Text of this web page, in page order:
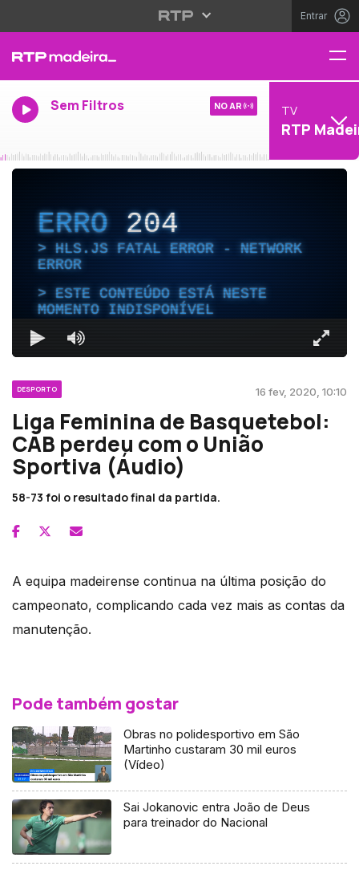
Entrar
Sem Filtros NO AR TV
RTP
ERRO204
HLS.JS FATAL ERROR - NETWORK
ERROR
ESTE CONTEÚDO ESTÁ NESTE
MOMENTO INDISPONÍVEL
DESPORTO 16 fev, 2020, 10:10
Liga Feminina de Basquetebol:
CAB perdeu com o União
Sportiva (Áudio)
58-73 foi o resultado final da partida.
A equipa madeirense continua na última posição do
campeonato, complicando cada vez mais as contas da
manutenção.
Pode também gostar
Obras no polidesportivo em São
Martinho custaram 30 mil euros
(Vídeo)
Sai Jokanovic entra João de Deus
para treinador do Nacional